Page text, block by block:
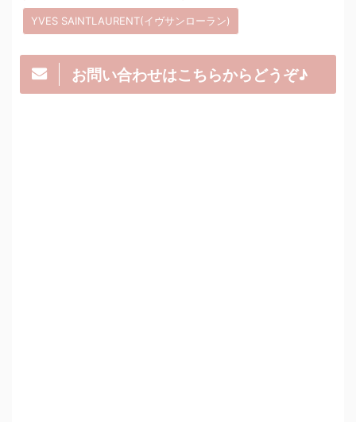
YVES SAINTLAURENT(イヴサンローラン)
お問い合わせはこちらからどうぞ♪